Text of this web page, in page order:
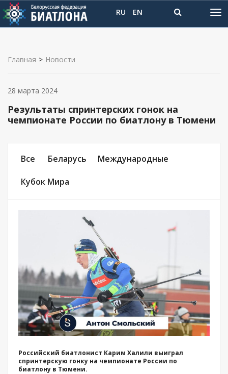
RU EN
Главная > Новости
Результаты спринтерских гонок на
чемпионате России по биатлону в Тюмени
Все Беларусь Международные
Кубок Мира
28 марта 2024
Российский биатлонист Карим Халили выиграл
спринтерскую гонку на чемпионате России по
биатлону в Тюмени.